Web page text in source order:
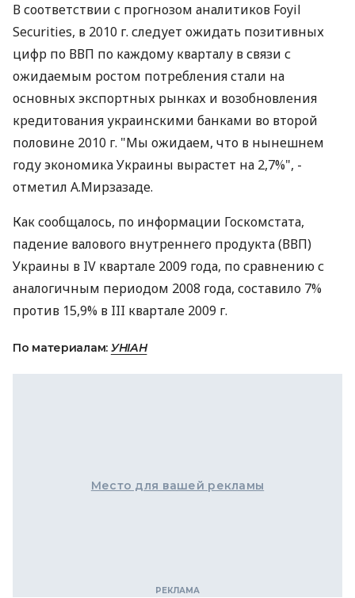
В соответствии с прогнозом аналитиков Foyil
Securities, в 2010 г. следует ожидать позитивных
цифр по ВВП по каждому кварталу в связи с
ожидаемым ростом потребления стали на
основных экспортных рынках и возобновления
кредитования украинскими банками во второй
половине 2010 г. "Мы ожидаем, что в нынешнем
году экономика Украины вырастет на 2,7%", -
отметил А.Мирзазаде.
Как сообщалось, по информации Госкомстата,
падение валового внутреннего продукта (ВВП)
Украины в IV квартале 2009 года, по сравнению с
аналогичным периодом 2008 года, составило 7%
против 15,9% в III квартале 2009 г.
По материалам: УНІАН
Место для вашей рекламы